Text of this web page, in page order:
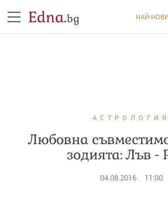
Edna.bg НАЙ-НОВИ
АСТРОЛОГИЯ
Любовна
зодията: Лъв -
04.08.2016 11:00